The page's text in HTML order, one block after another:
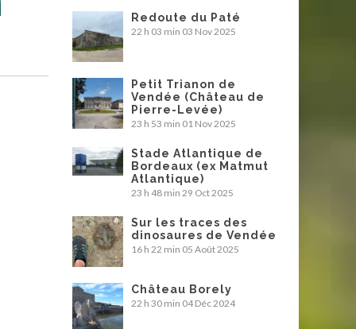
Redoute du Paté
22 h 03 min 03 Nov 2025
Petit Trianon de
Vendée (Château de
Pierre-Levée)
23 h 53 min 01 Nov 2025
Stade Atlantique de
Bordeaux (ex Matmut
Atlantique)
23 h 48 min 29 Oct 2025
Sur les traces des
dinosaures de Vendée
16 h 22 min 05 Août 2025
Château Borely
22 h 30 min 04 Déc 2024